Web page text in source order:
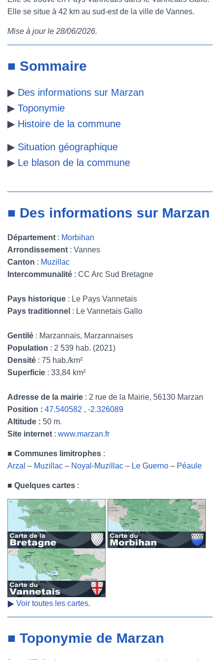
e
b
o
k
t
t
r
t
e
e
s
b
Elle se situe à 42 km au sud-est de la ville de Vannes.
Mise à jour le 28/06/2026.
■ Sommaire
▶ Des informations sur Marzan
▶ Toponymie
▶ Histoire de la commune
▶ Situation géographique
▶ Le blason de la commune
■ Des informations sur Marzan
Département : Morbihan
Arrondissement : Vannes
Canton : Muzillac
Intercommunalité : CC Arc Sud Bretagne
Pays historique : Le Pays Vannetais
Pays traditionnel : Le Vannetais Gallo
Gentilé : Marzannais, Marzannaises
Population : 2 539 hab. (2021)
Densité : 75 hab./km²
Superficie : 33,84 km²
Adresse de la mairie : 2 rue de la Mairie, 56130 Marzan
Position : 47.540582 , -2.326089
Altitude : 50 m.
Site internet : www.marzan.fr
■ Communes limitrophes :
Arzal – Muzillac – Noyal-Muzillac – Le Guerno – Péaule
■ Quelques cartes :
Voir toutes les cartes.
■ Toponymie de Marzan